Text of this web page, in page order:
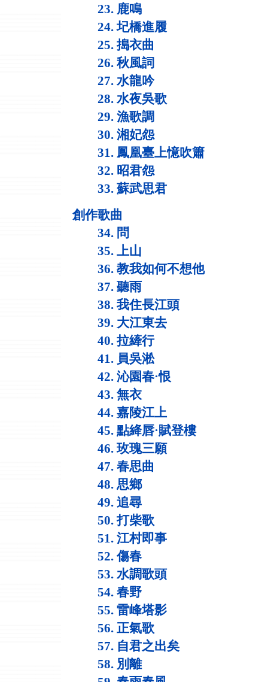
23. 鹿鳴
24. 圮橋進履
25. 搗衣曲
26. 秋風詞
27. 水龍吟
28. 水夜吳歌
29. 漁歌調
30. 湘妃怨
31. 鳳凰臺上憶吹簫
32. 昭君怨
33. 蘇武思君
創作歌曲
34. 問
35. 上山
36. 教我如何不想他
37. 聽雨
38. 我住長江頭
39. 大江東去
40. 拉縴行
41. 員吳淞
42. 沁園春·恨
43. 無衣
44. 嘉陵江上
45. 點絳唇·賦登樓
46. 玫瑰三願
47. 春思曲
48. 思鄉
49. 追尋
50. 打柴歌
51. 江村即事
52. 傷春
53. 水調歌頭
54. 春野
55. 雷峰塔影
56. 正氣歌
57. 自君之出矣
58. 別離